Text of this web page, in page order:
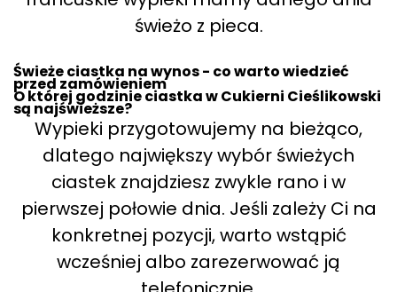
świeżo z pieca.
Świeże ciastka na wynos - co warto wiedzieć
przed zamówieniem
O której godzinie ciastka w Cukierni Cieślikowski
są najświeższe?
Wypieki przygotowujemy na bieżąco,
dlatego największy wybór świeżych
ciastek znajdziesz zwykle rano i w
pierwszej połowie dnia. Jeśli zależy Ci na
konkretnej pozycji, warto wstąpić
wcześniej albo zarezerwować ją